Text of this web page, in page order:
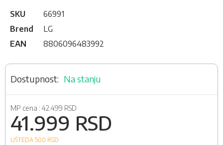
SKU
66991
Brend
LG
EAN
8806096483992
Na stanju
MP cena : 42.499 RSD
41.999 RSD
UŠTEDA 500 RSD